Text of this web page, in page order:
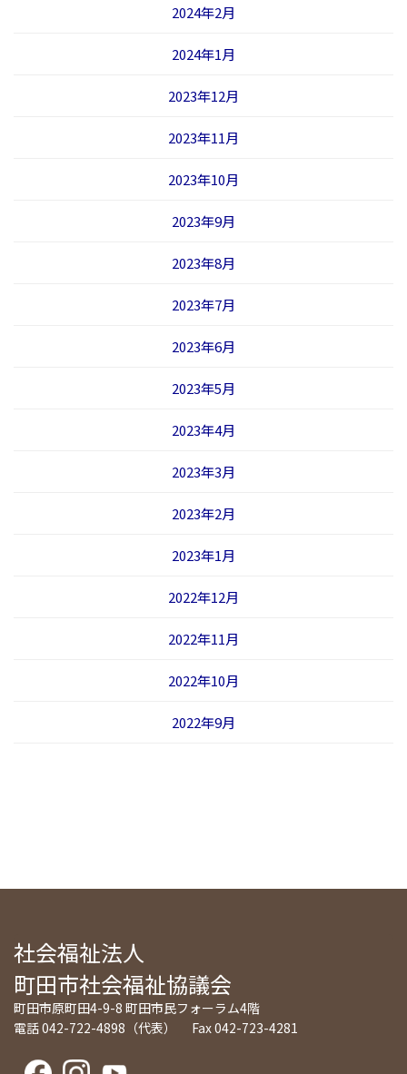
2024年2月
2024年1月
2023年12月
2023年11月
2023年10月
2023年9月
2023年8月
2023年7月
2023年6月
2023年5月
2023年4月
2023年3月
2023年2月
2023年1月
2022年12月
2022年11月
2022年10月
2022年9月
社会福祉法人
町田市社会福祉協議会
町田市原町田4-9-8 町田市民フォーラム4階
電話 042-722-4898（代表） Fax 042-723-4281